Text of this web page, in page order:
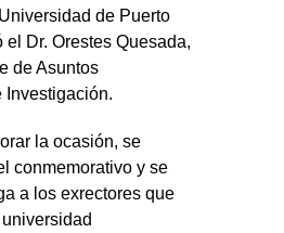
de Puerto
el Dr. Orestes Quesada,
de Asuntos
Investigación.
la ocasión, se
conmemorativo y se
a los exrectores que